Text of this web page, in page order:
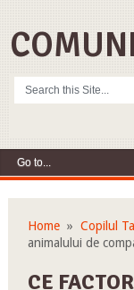
Home» Copilul
animalului de
CE